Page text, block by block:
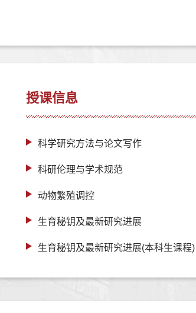
授课信息
科学研究方法与论文写作
科研伦理与学术规范
动物繁殖调控
生育秘钥及最新研究进展
生育秘钥及最新研究进展(本科生课程)